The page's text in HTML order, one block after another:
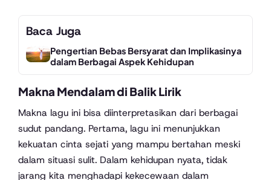
Baca Juga
Pengertian Bebas Bersyarat dan Implikasinya
dalam Berbagai Aspek Kehidupan
Makna Mendalam di Balik Lirik
Makna lagu ini bisa diinterpretasikan dari berbagai
sudut pandang. Pertama, lagu ini menunjukkan
kekuatan cinta sejati yang mampu bertahan meski
dalam situasi sulit. Dalam kehidupan nyata, tidak
jarang kita menghadapi kekecewaan dalam